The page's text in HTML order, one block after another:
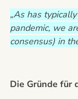
„As has
pandemic, we
consensus) in
Die Gründe für